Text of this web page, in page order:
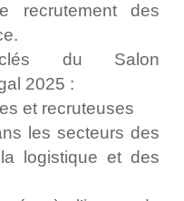
recrutement des
clés du Salon
2025 :
et recruteuses
les secteurs des
logistique et des